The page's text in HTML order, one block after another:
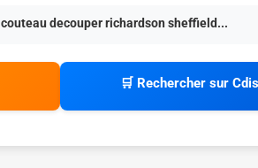
couteau decouper richardson sheffield...
🛒 Rechercher sur